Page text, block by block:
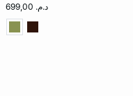
د.م. 699,00